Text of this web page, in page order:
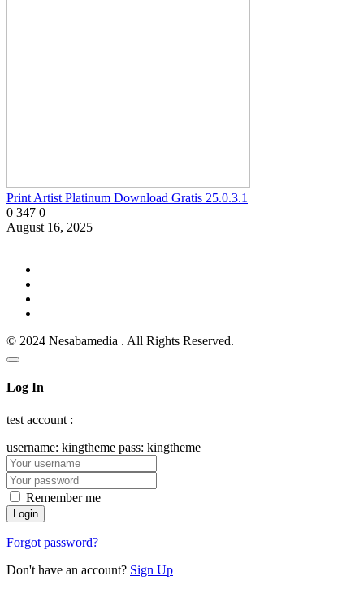
Print Artist Platinum Download Gratis 25.0.3.1
0 347 0
August 16, 2025
© 2024 Nesabamedia . All Rights Reserved.
Log In
test account :
username: kingtheme pass: kingtheme
Remember me
Forgot password?
Don't have an account? Sign Up